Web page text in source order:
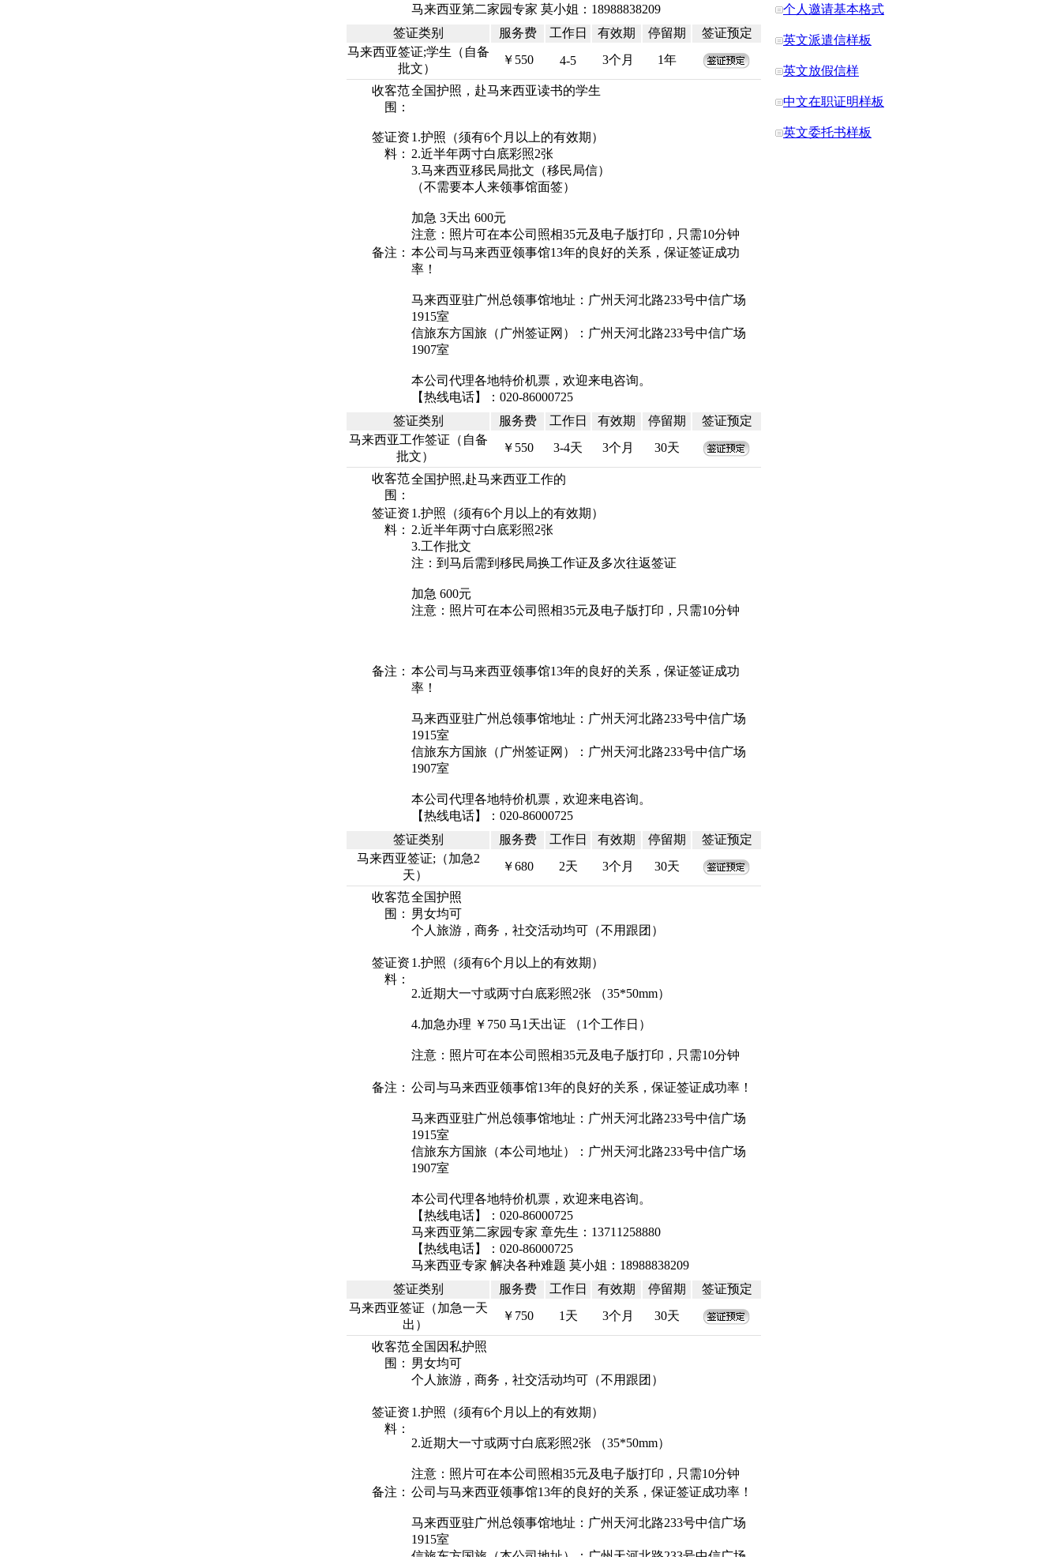
马来西亚第二家园专家 莫小姐：18988838209
签证类别
服务费 工作日 有效期 停留期
签证预定
马来西亚签证;学生（自备
批文）
￥550 4-5 3个月 1年
收客范
围：
全国护照，赴马来西亚读书的学生
签证资
料：
1.护照（须有6个月以上的有效期）
2.近半年两寸白底彩照2张
3.马来西亚移民局批文（移民局信）
（不需要本人来领事馆面签）
加急 3天出 600元
注意：照片可在本公司照相35元及电子版打印，只需10分钟
备注： 本公司与马来西亚领事馆13年的良好的关系，保证签证成功
率！
马来西亚驻广州总领事馆地址：广州天河北路233号中信广场
1915室
信旅东方国旅（广州签证网）：广州天河北路233号中信广场
1907室
本公司代理各地特价机票，欢迎来电咨询。
【热线电话】：020-86000725
签证类别
服务费 工作日 有效期 停留期
签证预定
马来西亚工作签证（自备
批文）
￥550 3-4天 3个月 30天
收客范
围：
全国护照,赴马来西亚工作的
签证资
料：
1.护照（须有6个月以上的有效期）
2.近半年两寸白底彩照2张
3.工作批文
注：到马后需到移民局换工作证及多次往返签证
加急 600元
注意：照片可在本公司照相35元及电子版打印，只需10分钟
备注： 本公司与马来西亚领事馆13年的良好的关系，保证签证成功
率！
马来西亚驻广州总领事馆地址：广州天河北路233号中信广场
1915室
信旅东方国旅（广州签证网）：广州天河北路233号中信广场
1907室
本公司代理各地特价机票，欢迎来电咨询。
【热线电话】：020-86000725
签证类别
服务费 工作日 有效期 停留期
签证预定
马来西亚签证;（加急2
天）
￥680 2天 3个月 30天
收客范
围：
全国护照
男女均可
个人旅游，商务，社交活动均可（不用跟团）
签证资
料：
1.护照（须有6个月以上的有效期）
2.近期大一寸或两寸白底彩照2张 （35*50mm）
4.加急办理 ￥750 马1天出证 （1个工作日）
注意：照片可在本公司照相35元及电子版打印，只需10分钟
备注： 公司与马来西亚领事馆13年的良好的关系，保证签证成功率！
马来西亚驻广州总领事馆地址：广州天河北路233号中信广场
1915室
信旅东方国旅（本公司地址）：广州天河北路233号中信广场
1907室
本公司代理各地特价机票，欢迎来电咨询。
【热线电话】：020-86000725
马来西亚第二家园专家 章先生：13711258880
【热线电话】：020-86000725
马来西亚专家 解决各种难题 莫小姐：18988838209
签证类别
服务费 工作日 有效期 停留期
签证预定
马来西亚签证（加急一天
出）
￥750 1天 3个月 30天
收客范
围：
全国因私护照
男女均可
个人旅游，商务，社交活动均可（不用跟团）
签证资
料：
1.护照（须有6个月以上的有效期）
2.近期大一寸或两寸白底彩照2张 （35*50mm）
注意：照片可在本公司照相35元及电子版打印，只需10分钟
备注： 公司与马来西亚领事馆13年的良好的关系，保证签证成功率！
马来西亚驻广州总领事馆地址：广州天河北路233号中信广场
1915室
个人邀请基本格式
英文派遣信样板
英文放假信样
中文在职证明样板
英文委托书样板